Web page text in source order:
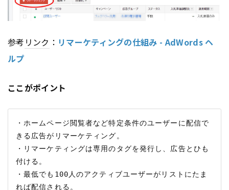
参考 リンク ： リマーケティングの仕組み - AdWords ヘ
ルプ
ここがポイント
・ホームページ閲覧者など特定条件のユーザーに配信で
きる広告がリマーケティング。
・リマーケティングは専用のタグを発行し、広告とひも
付ける。
・最低でも100人のアクティブユーザーがリストにたま